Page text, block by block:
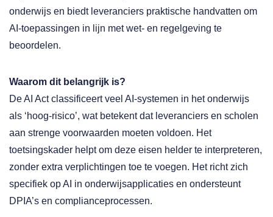
onderwijs en biedt leveranciers praktische handvatten om
AI-toepassingen in lijn met wet- en regelgeving te
beoordelen.
Waarom dit belangrijk is?
De AI Act classificeert veel AI-systemen in het onderwijs
als ‘hoog-risico’, wat betekent dat leveranciers en scholen
aan strenge voorwaarden moeten voldoen. Het
toetsingskader helpt om deze eisen helder te interpreteren,
zonder extra verplichtingen toe te voegen. Het richt zich
specifiek op AI in onderwijsapplicaties en ondersteunt
DPIA’s en complianceprocessen.